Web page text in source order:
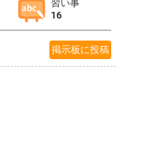
習い事
16
掲示板に投稿